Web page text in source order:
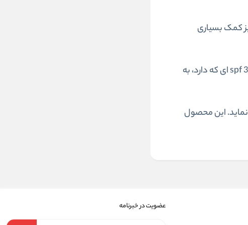
کمک بسیاری
جدا از آن رنگی بودن این محصول به شما کمک خواهد کرد تا در هنگام آرایش نیز به راحتی از آن استفاده نموده و با spf 35 ای که دارد، به
این محصول
عضویت در خبرنامه